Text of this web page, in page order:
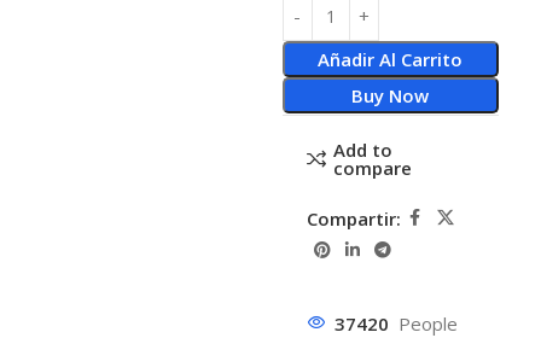
Añadir Al Carrito
Buy Now
Add to
compare
Compartir:
37420 People